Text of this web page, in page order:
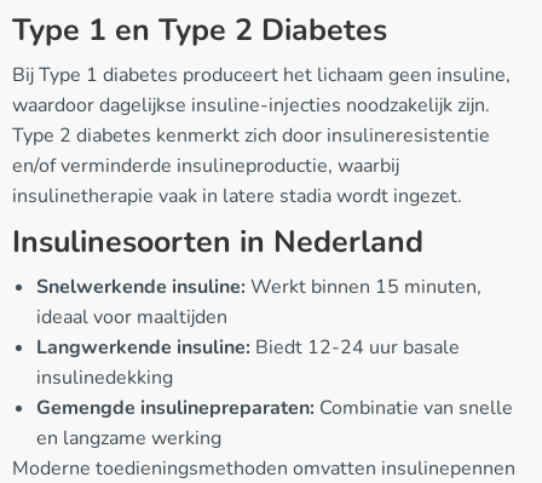
Type 1 en Type 2 Diabetes
Bij Type 1 diabetes produceert het lichaam geen insuline,
waardoor dagelijkse insuline-injecties noodzakelijk zijn.
Type 2 diabetes kenmerkt zich door insulineresistentie
en/of verminderde insulineproductie, waarbij
insulinetherapie vaak in latere stadia wordt ingezet.
Insulinesoorten in Nederland
Snelwerkende insuline: Werkt binnen 15 minuten,
ideaal voor maaltijden
Langwerkende insuline: Biedt 12-24 uur basale
insulinedekking
Gemengde insulinepreparaten: Combinatie van snelle
en langzame werking
Moderne toedieningsmethoden omvatten insulinepennen